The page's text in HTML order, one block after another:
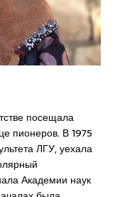
посещала
пионеров. В 1975
ЛГУ, уехала
Академии наук